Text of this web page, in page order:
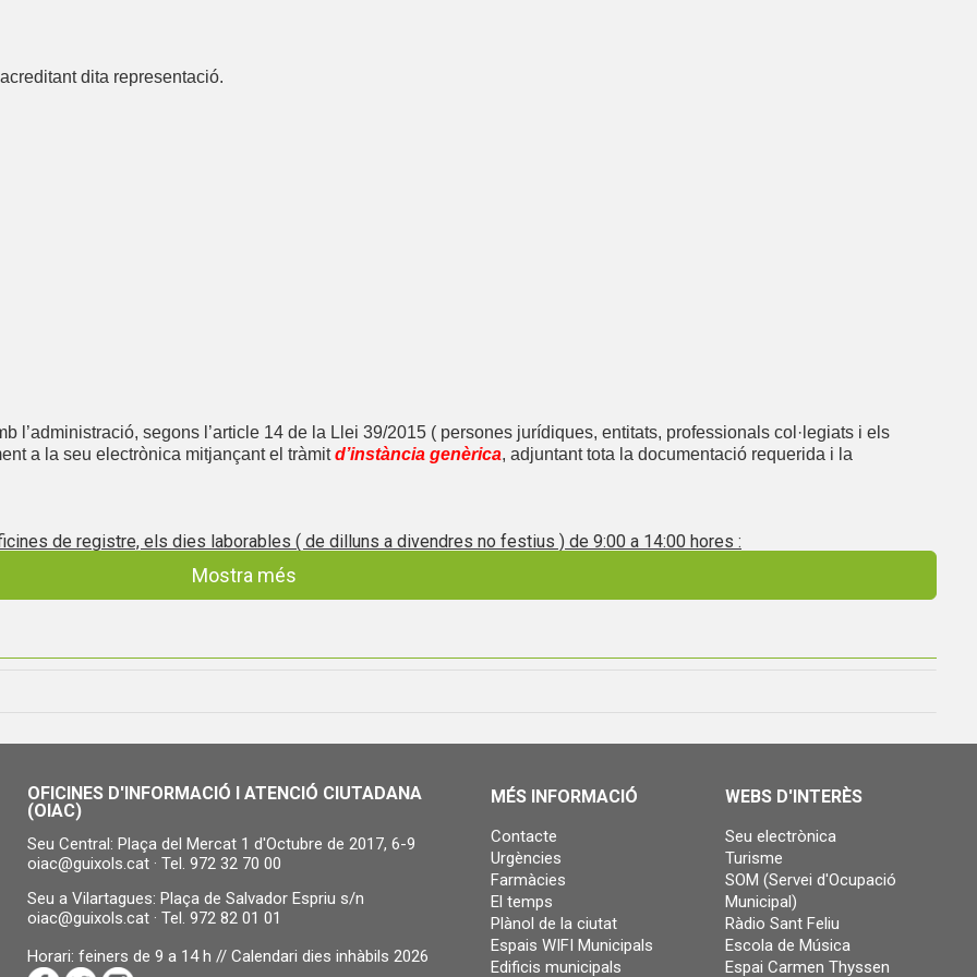
dita representació.
l’administració, segons l’article 14 de la Llei 39/2015 ( persones jurídiques, entitats, professionals col·legiats i els
a la seu electrònica mitjançant el tràmitd’instància genèrica, adjuntant tota la documentació requerida i la
de registre, els dies laborables ( de dilluns a divendres no festius ) de 9:00 a 14:00 hores :
Mostra més
OFICINES D'INFORMACIÓ I ATENCIÓ CIUTADANA
(OIAC)
Seu Central: Plaça del Mercat 1 d'Octubre de 2017, 6-9
oiac@guixols.cat · Tel. 972 32 70 00
Seu a Vilartagues: Plaça de Salvador Espriu s/n
oiac@guixols.cat · Tel. 972 82 01 01
Horari: feiners de 9 a 14 h // Calendari dies inhàbils 2026
MÉS INFORMACIÓ
Contacte
Urgències
Farmàcies
El temps
Plànol de la ciutat
Espais WIFI Municipals
Edificis municipals
WEBS D'INTERÈS
Seu electrònica
Turisme
SOM (Servei d'Ocupació
Municipal)
Ràdio Sant Feliu
Escola de Música
Espai Carmen Thyssen